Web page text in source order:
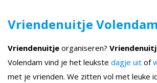
Vriendenuitje Volendam
Vriendenuitje organiseren?
Volendam vind je het leukste dagje uit of
met je vrienden. We zitten vol met leuke